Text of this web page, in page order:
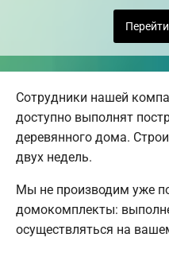
Сотрудники нашей
доступно выполнят
деревянного дома.
двух недель.
Мы не производим уже
домокомплекты:
осуществляться на